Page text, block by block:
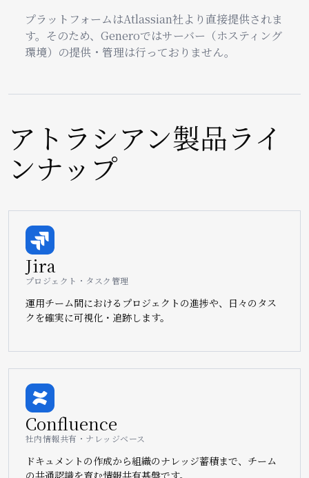
プラットフォームはAtlassian社より直接提供されま
す。そのため、Generoではサーバー（ホスティング
環境）の提供・管理は行っておりません。
アトラシアン製品ライ
ンナップ
Image
Jira
プロジェクト・タスク管理
運用チーム間におけるプロジェクトの進捗や、日々のタス
クを確実に可視化・追跡します。
Image
Confluence
社内情報共有・ナレッジベース
ドキュメントの作成から組織のナレッジ蓄積まで、チーム
の共通認識を育む情報共有基盤です。